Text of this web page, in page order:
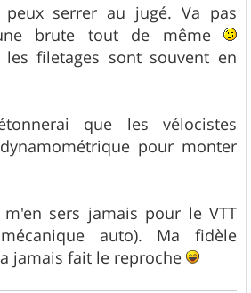
serrer au jugé. Va pas
brute tout de même
filetages sont souvent en
que les vélocistes
pour monter
sers jamais pour le VTT
auto). Ma fidèle
jamais fait le reproche